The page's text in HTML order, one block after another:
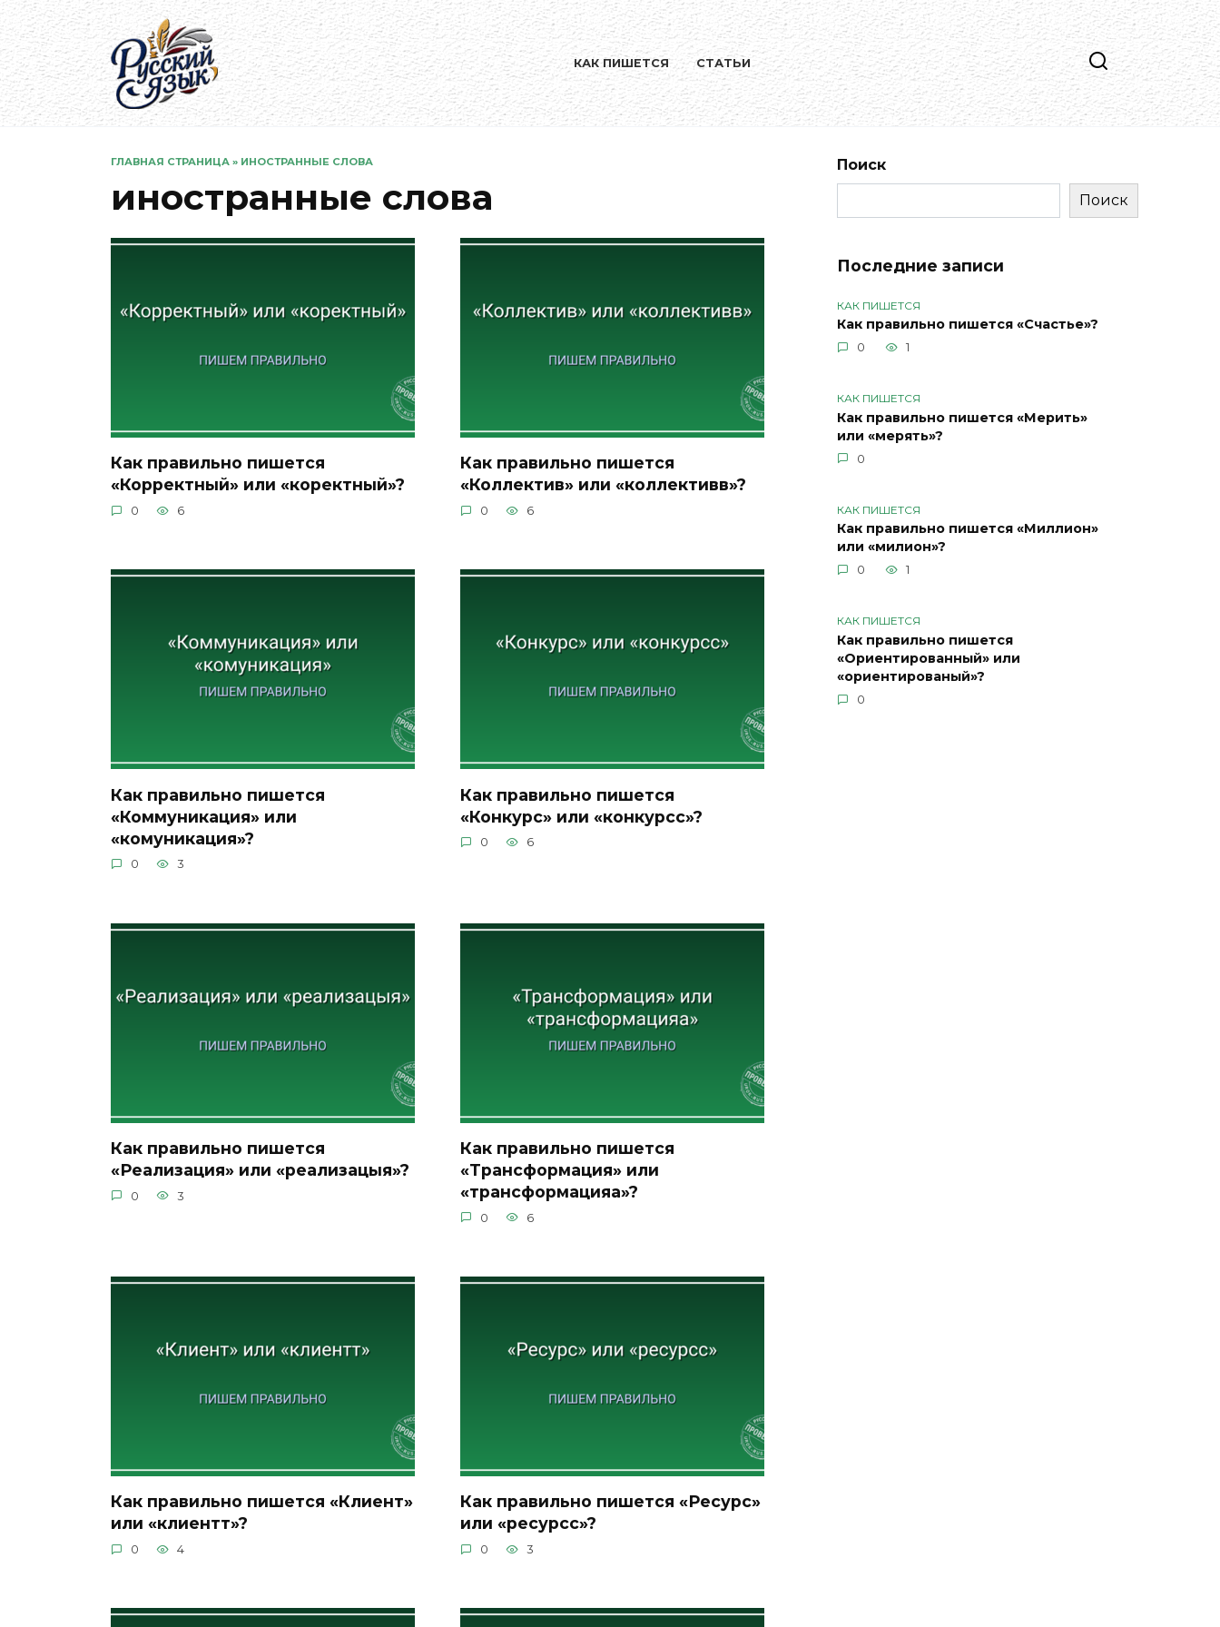
Перейти
к
содержанию
КАК ПИШЕТСЯ СТАТЬИ
ГЛАВНАЯ СТРАНИЦА » ИНОСТРАННЫЕ СЛОВА
иностранные слова
Как правильно пишется
«Корректный» или «коректный»?
0 6
Как правильно пишется
«Коллектив» или «коллективв»?
0 6
Как правильно пишется
«Коммуникация» или
«комуникация»?
0 3
Как правильно пишется
«Конкурс» или «конкурсс»?
0 6
Как правильно пишется
«Реализация» или «реализацыя»?
0 3
Как правильно пишется
«Трансформация» или
«трансформацияа»?
0 6
Как правильно пишется «Клиент»
или «клиентт»?
0 4
Как правильно пишется «Ресурс»
или «ресурсс»?
0 3
Поиск
Поиск
Последние записи
КАК ПИШЕТСЯ
Как правильно пишется «Счастье»?
0 1
КАК ПИШЕТСЯ
Как правильно пишется «Мерить»
или «мерять»?
0
КАК ПИШЕТСЯ
Как правильно пишется «Миллион»
или «милион»?
0 1
КАК ПИШЕТСЯ
Как правильно пишется
«Ориентированный» или
«ориентированый»?
0